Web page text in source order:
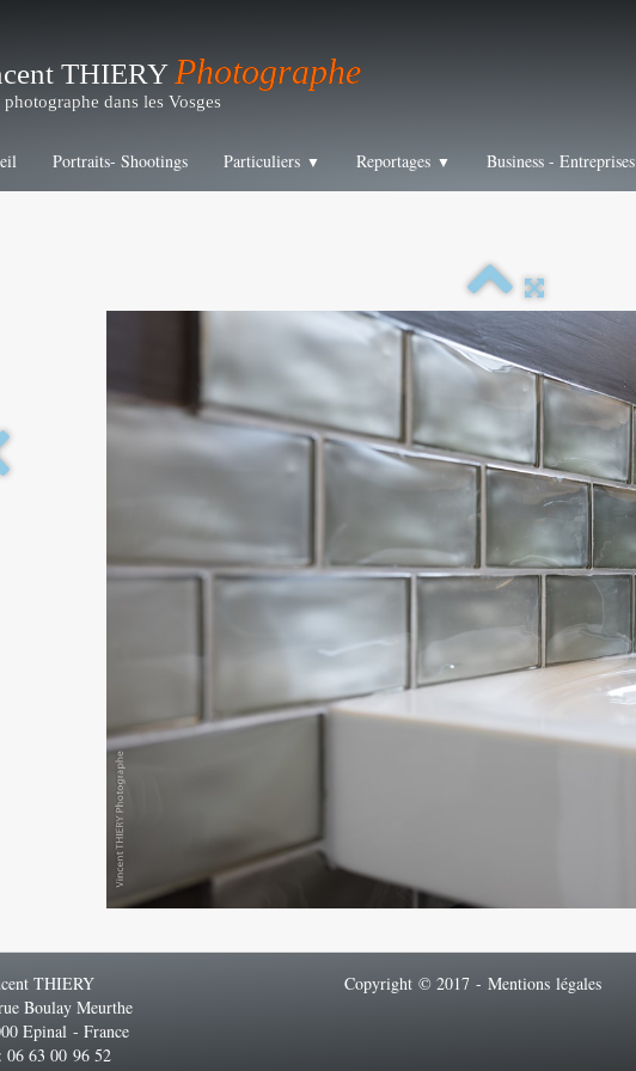
THIERY Photographe
photographe dans les Vosges
Portraits- Shootings Particuliers ▼ Reportages ▼ Business - Entreprises
THIERY
Boulay Meurthe
Epinal - France
06 63 00 96 52
Copyright © 2017 -Mentions légales